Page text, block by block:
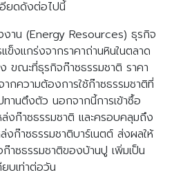
ยดดังต่อไปนี้
าน (Energy Resources) ธุรกิจ
ข็งแกร่งจากราคาถ่านหินในตลาด
ขณะที่ธุรกิจก๊าซธรรมชาติ ราคา
กความต้องการใช้ก๊าซธรรมชาติที่
านตึงตัว นอกจากนี้การเข้าซื้อ
งก๊าซธรรมชาติ และครอบคลุมถึง
ก๊าซธรรมชาติบาร์เนตต์ ส่งผลให้
าซธรรมชาติของบ้านปู เพิ่มเป็น
บเท่าต่อวัน